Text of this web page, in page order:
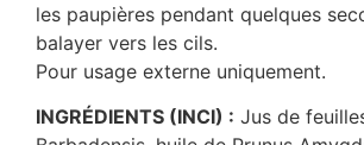
les paupières pendant quelques
balayer vers les cils.
Pour usage externe uniquement.
INGRÉDIENTS (INCI) : Jus de